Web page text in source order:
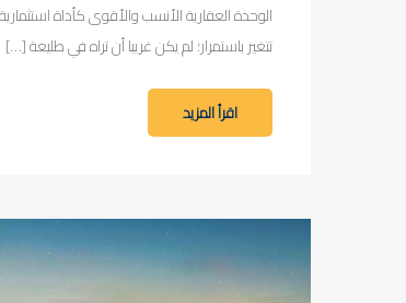
الوحدة العقارية الأنسب والأقوى كأداة
تتغير باستمرار؛ لم يكن غريبا أن تراه في طليعة […]
اقرأ المزيد